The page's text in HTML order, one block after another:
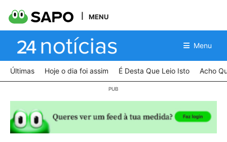
MENU
Menu
Últimas Hoje o dia foi assim É Desta Que Leio Isto Acho